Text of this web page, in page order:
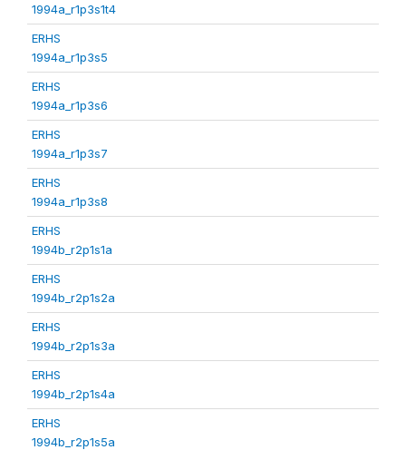
1994a_r1p3s1t4
ERHS
1994a_r1p3s5
ERHS
1994a_r1p3s6
ERHS
1994a_r1p3s7
ERHS
1994a_r1p3s8
ERHS
1994b_r2p1s1a
ERHS
1994b_r2p1s2a
ERHS
1994b_r2p1s3a
ERHS
1994b_r2p1s4a
ERHS
1994b_r2p1s5a